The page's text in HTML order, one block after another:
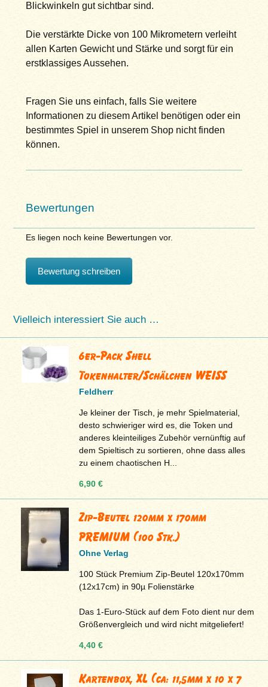
Blickwinkeln gut sichtbar sind.
Die verstärkte Dicke von 100 Mikrometern verleiht
allen Karten Gewicht und Stärke und sorgt für ein
erstklassiges Aussehen.
Fragen Sie uns einfach, falls Sie weitere
Informationen zu diesem Artikel benötigen oder ein
bestimmtes Spiel in unserem Shop nicht finden
können.
Bewertungen
Es liegen noch keine Bewertungen vor.
Bewertung schreiben
Vielleich interessiert Sie auch …
6er-Pack Shell
Tokenhalter/Schälchen WEISS
Feldherr
Je kleiner der Tisch, je mehr Spielmaterial,
desto schwieriger wird es, die Token und
anderes kleinteiliges Zubehör vernünftig auf
dem Spieltisch zu sortieren, ohne dass alles
zu einem chaotischen H...
6,90 €
Zip-Beutel 120mm x 170mm
PREMIUM (100 Stk.)
Ohne Verlag
100 Stück Premium Zip-Beutel 120x170mm
(12x17cm) in 90µ Folienstärke
Das 1-Euro-Stück auf dem Foto dient nur dem
Größenvergleich und wird nicht mitgeliefert!
4,40 €
Kartenbox, XL (ca: 11,5mm x 10 x 7